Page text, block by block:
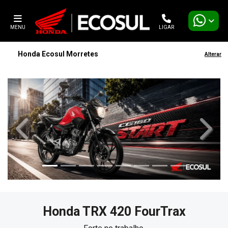
MENU LIGAR
Honda Ecosul Morretes Alterar
templates.template-
HondaTRX 420 FourTrax